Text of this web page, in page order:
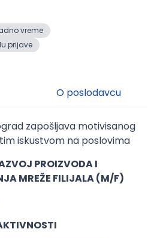
vreme
prijave
O poslodavcu
zapošljava motivisanog
iskustvom na poslovima
PROIZVODA I
MREŽE FILIJALA (M/F)